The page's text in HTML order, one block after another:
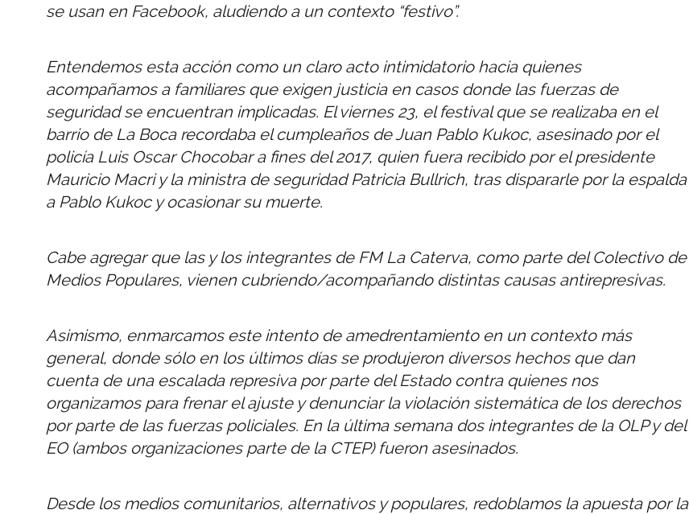
se usan en Facebook, aludiendo a un contexto “festivo”.
Entendemos esta acción como un claro acto intimidatorio hacia quienes
acompañamos a familiares que exigen justicia en casos donde las fuerzas de
seguridad se encuentran implicadas. El viernes 23, el festival que se realizaba en el
barrio de La Boca recordaba el cumpleaños de Juan Pablo Kukoc, asesinado por el
policía Luis Oscar Chocobar a fines del 2017, quien fuera recibido por el presidente
Mauricio Macri y la ministra de seguridad Patricia Bullrich, tras dispararle por la espalda
a Pablo Kukoc y ocasionar su muerte.
Cabe agregar que las y los integrantes de FM La Caterva, como parte del Colectivo de
Medios Populares, vienen cubriendo/acompañando distintas causas antirepresivas.
Asimismo, enmarcamos este intento de amedrentamiento en un contexto más
general, donde sólo en los últimos días se produjeron diversos hechos que dan
cuenta de una escalada represiva por parte del Estado contra quienes nos
organizamos para frenar el ajuste y denunciar la violación sistemática de los derechos
por parte de las fuerzas policiales. En la última semana dos integrantes de la OLP y del
EO (ambos organizaciones parte de la CTEP) fueron asesinados.
Desde los medios comunitarios, alternativos y populares, redoblamos la apuesta por la